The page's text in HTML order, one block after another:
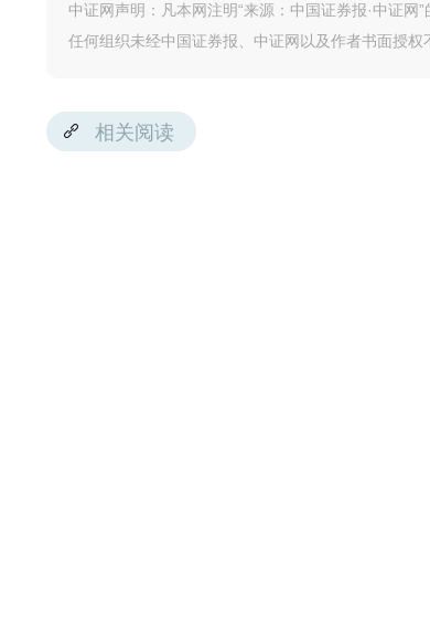
中证网声明：凡本网注明“来源：中国证券报·中证
任何组织未经中国证券报、中证网以及作者书面授权
相关阅读